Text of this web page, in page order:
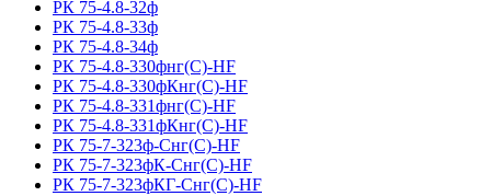
РК 75-4.8-32ф
РК 75-4.8-33ф
РК 75-4.8-34ф
РК 75-4.8-330фнг(С)-HF
РК 75-4.8-330фКнг(С)-HF
РК 75-4.8-331фнг(С)-HF
РК 75-4.8-331фКнг(С)-HF
РК 75-7-323ф-Снг(С)-HF
РК 75-7-323фК-Снг(С)-HF
РК 75-7-323фКГ-Снг(С)-HF